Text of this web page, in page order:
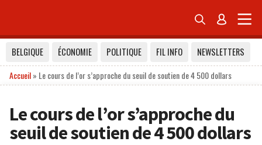
 
BELGIQUE ÉCONOMIE POLITIQUE FIL INFO
NEWSLETTERS
Accueil» Le cours de l’or s’approche du seuil de soutien de 4 500 dollars
Le cours de l’or s’approche du
seuil de soutien de 4 500 dollars